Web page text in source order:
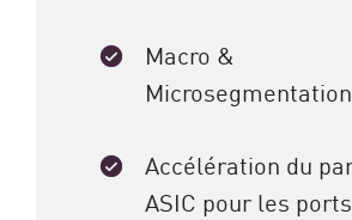
Macro &
Microsegmentation
Accélération du
ASIC pour les